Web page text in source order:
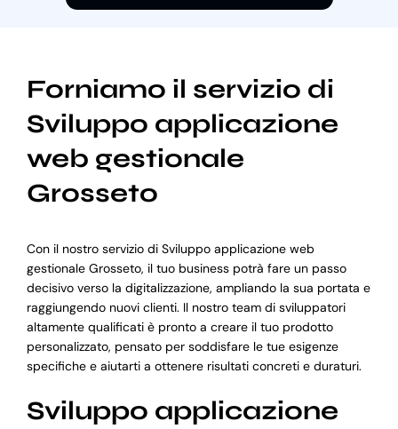
Forniamo il servizio di
Sviluppo applicazione
web gestionale
Grosseto
Con il nostro servizio di Sviluppo applicazione web
gestionale Grosseto, il tuo business potrà fare un passo
decisivo verso la digitalizzazione, ampliando la sua portata e
raggiungendo nuovi clienti. Il nostro team di sviluppatori
altamente qualificati è pronto a creare il tuo prodotto
personalizzato, pensato per soddisfare le tue esigenze
specifiche e aiutarti a ottenere risultati concreti e duraturi.
Sviluppo applicazione